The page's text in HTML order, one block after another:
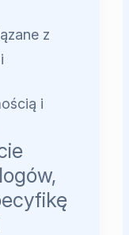
z
i